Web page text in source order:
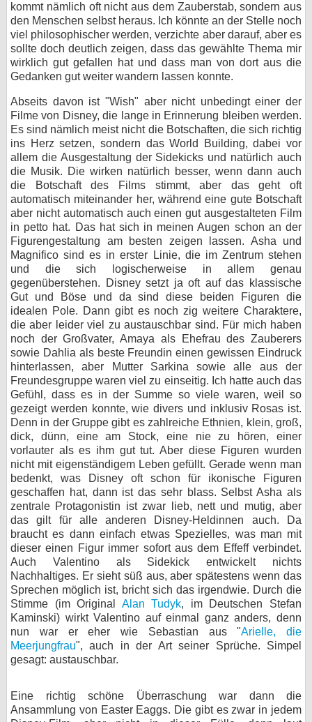
kommt nämlich oft nicht aus dem Zauberstab, sondern aus
den Menschen selbst heraus. Ich könnte an der Stelle noch
viel philosophischer werden, verzichte aber darauf, aber es
sollte doch deutlich zeigen, dass das gewählte Thema mir
wirklich gut gefallen hat und dass man von dort aus die
Gedanken gut weiter wandern lassen konnte.
Abseits davon ist "Wish" aber nicht unbedingt einer der
Filme von Disney, die lange in Erinnerung bleiben werden.
Es sind nämlich meist nicht die Botschaften, die sich richtig
ins Herz setzen, sondern das World Building, dabei vor
allem die Ausgestaltung der Sidekicks und natürlich auch
die Musik. Die wirken natürlich besser, wenn dann auch
die Botschaft des Films stimmt, aber das geht oft
automatisch miteinander her, während eine gute Botschaft
aber nicht automatisch auch einen gut ausgestalteten Film
in petto hat. Das hat sich in meinen Augen schon an der
Figurengestaltung am besten zeigen lassen. Asha und
Magnifico sind es in erster Linie, die im Zentrum stehen
und die sich logischerweise in allem genau
gegenüberstehen. Disney setzt ja oft auf das klassische
Gut und Böse und da sind diese beiden Figuren die
idealen Pole. Dann gibt es noch zig weitere Charaktere,
die aber leider viel zu austauschbar sind. Für mich haben
noch der Großvater, Amaya als Ehefrau des Zauberers
sowie Dahlia als beste Freundin einen gewissen Eindruck
hinterlassen, aber Mutter Sarkina sowie alle aus der
Freundesgruppe waren viel zu einseitig. Ich hatte auch das
Gefühl, dass es in der Summe so viele waren, weil so
gezeigt werden konnte, wie divers und inklusiv Rosas ist.
Denn in der Gruppe gibt es zahlreiche Ethnien, klein, groß,
dick, dünn, eine am Stock, eine nie zu hören, einer
vorlauter als es ihm gut tut. Aber diese Figuren wurden
nicht mit eigenständigem Leben gefüllt. Gerade wenn man
bedenkt, was Disney oft schon für ikonische Figuren
geschaffen hat, dann ist das sehr blass. Selbst Asha als
zentrale Protagonistin ist zwar lieb, nett und mutig, aber
das gilt für alle anderen Disney-Heldinnen auch. Da
braucht es dann einfach etwas Spezielles, was man mit
dieser einen Figur immer sofort aus dem Effeff verbindet.
Auch Valentino als Sidekick entwickelt nichts
Nachhaltiges. Er sieht süß aus, aber spätestens wenn das
Sprechen möglich ist, bricht sich das irgendwie. Durch die
Stimme (im Original Alan Tudyk, im Deutschen Stefan
Kaminski) wirkt Valentino auf einmal ganz anders, denn
nun war er eher wie Sebastian aus "Arielle, die
Meerjungfrau", auch in der Art seiner Sprüche. Simpel
gesagt: austauschbar.
Eine richtig schöne Überraschung war dann die
Ansammlung von Easter Eaggs. Die gibt es zwar in jedem